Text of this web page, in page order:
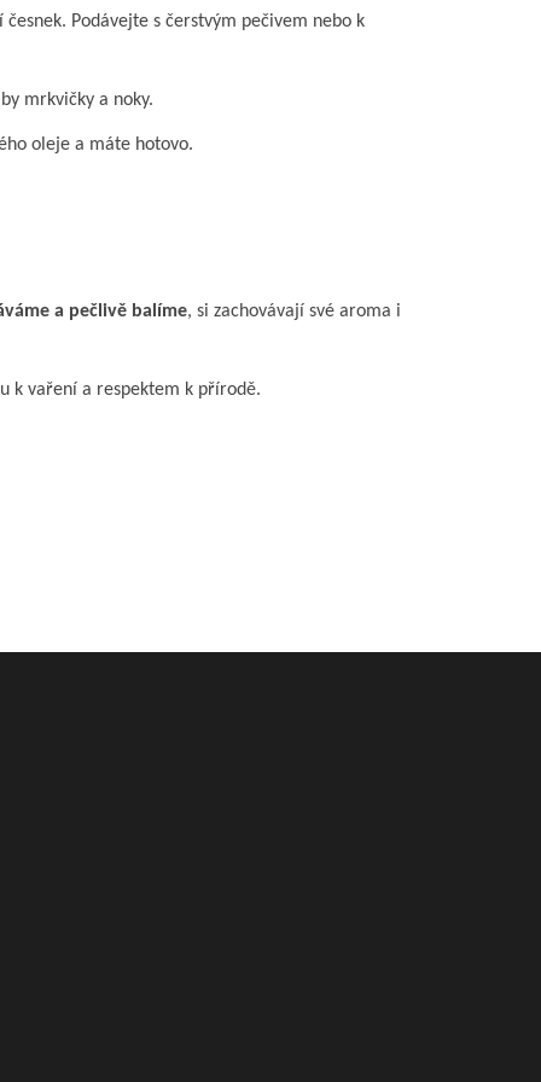
Podávejte s čerstvým pečivem nebo k
mrkvičky a noky.
oleje a máte hotovo.
a pečlivě balíme, si zachovávají své aroma i
k vaření a respektem k přírodě.